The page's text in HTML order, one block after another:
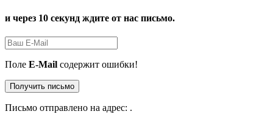
и через 10 секунд ждите от нас письмо.
Поле E-Mail содержит ошибки!
Получить письмо
Письмо отправлено на адрес: .